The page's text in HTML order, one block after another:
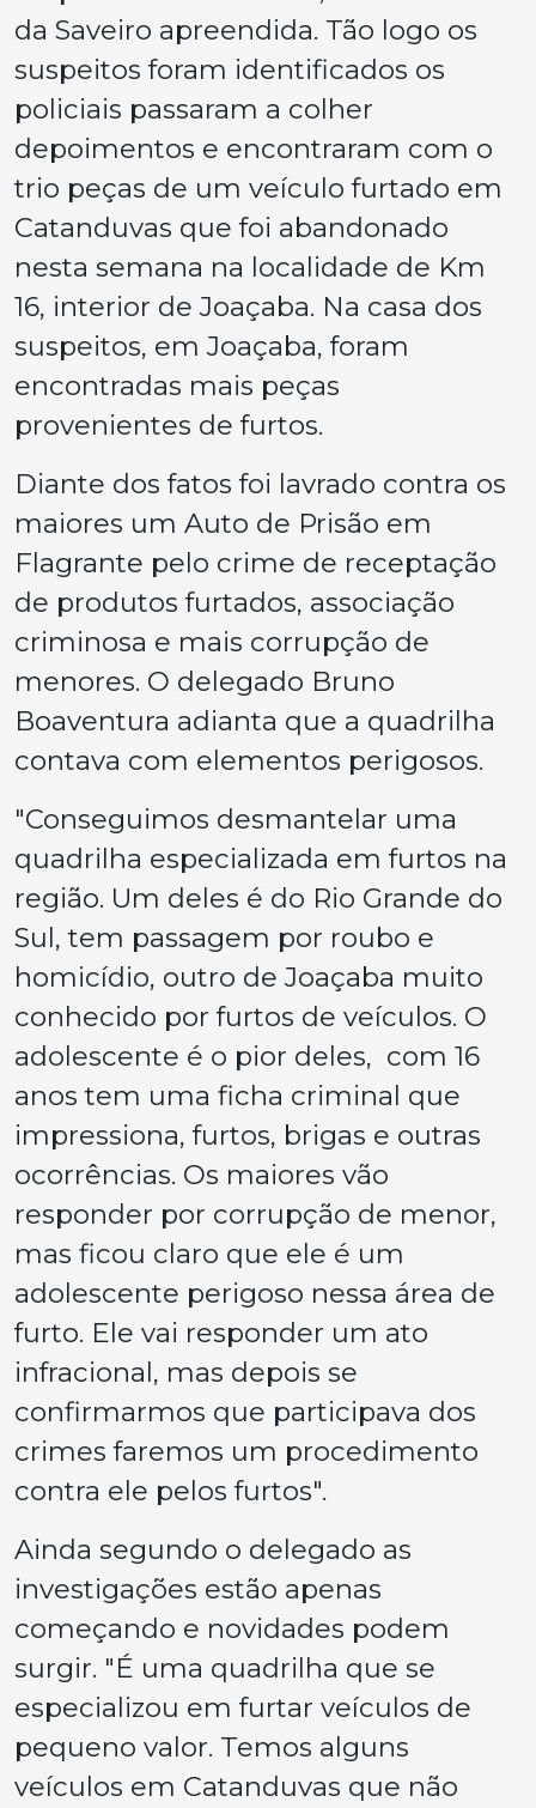
da Saveiro apreendida. Tão logo os
suspeitos foram identificados os
policiais passaram a colher
depoimentos e encontraram com o
trio peças de um veículo furtado em
Catanduvas que foi abandonado
nesta semana na localidade de Km
16, interior de Joaçaba. Na casa dos
suspeitos, em Joaçaba, foram
encontradas mais peças
provenientes de furtos.
Diante dos fatos foi lavrado contra os
maiores um Auto de Prisão em
Flagrante pelo crime de receptação
de produtos furtados, associação
criminosa e mais corrupção de
menores. O delegado Bruno
Boaventura adianta que a quadrilha
contava com elementos perigosos.
"Conseguimos desmantelar uma
quadrilha especializada em furtos na
região. Um deles é do Rio Grande do
Sul, tem passagem por roubo e
homicídio, outro de Joaçaba muito
conhecido por furtos de veículos. O
adolescente é o pior deles, com 16
anos tem uma ficha criminal que
impressiona, furtos, brigas e outras
ocorrências. Os maiores vão
responder por corrupção de menor,
mas ficou claro que ele é um
adolescente perigoso nessa área de
furto. Ele vai responder um ato
infracional, mas depois se
confirmarmos que participava dos
crimes faremos um procedimento
contra ele pelos furtos".
Ainda segundo o delegado as
investigações estão apenas
começando e novidades podem
surgir. "É uma quadrilha que se
especializou em furtar veículos de
pequeno valor. Temos alguns
veículos em Catanduvas que não